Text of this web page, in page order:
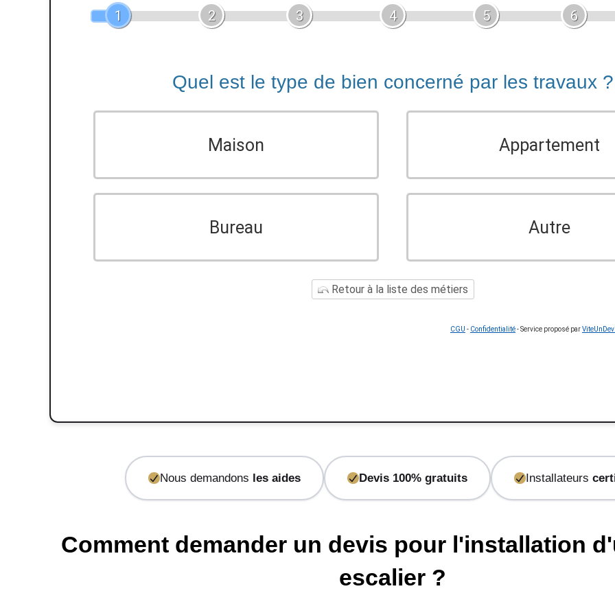
1 2 3 4 5 6
Quel est le type de bien concerné par les travaux ?
Maison Appartement
Bureau Autre
Retour à la liste des métiers
CGU - Confidentialité- Service proposé par
Nous demandons les aides Devis 100% gratuits Installateurs
Comment demander un devis pour l'installation
escalier ?